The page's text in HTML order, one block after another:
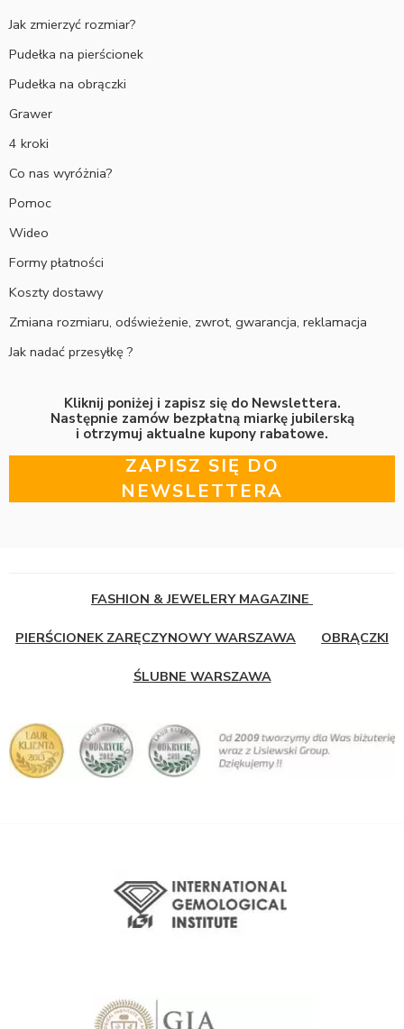
Jak zmierzyć rozmiar?
Pudełka na pierścionek
Pudełka na obrączki
Grawer
4 kroki
Co nas wyróżnia?
Pomoc
Wideo
Formy płatności
Koszty dostawy
Zmiana rozmiaru, odświeżenie, zwrot, gwarancja, reklamacja
Jak nadać przesyłkę ?
Kliknij poniżej i zapisz się do Newslettera.
Następnie zamów bezpłatną miarkę jubilerską
i otrzymuj aktualne kupony rabatowe.
ZAPISZ SIĘ DO
NEWSLETTERA
FASHION & JEWELERY MAGAZINE
PIERŚCIONEK ZARĘCZYNOWY WARSZAWA OBRĄCZKI
ŚLUBNE WARSZAWA